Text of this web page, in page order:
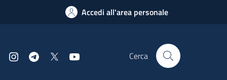
Accedi all'area personale
InstagramTelegram Cerca